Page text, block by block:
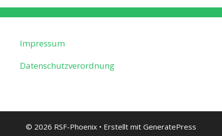
Impressum
Datenschutzverordnung
© 2026 RSF-Phoenix • Erstellt mit GeneratePress